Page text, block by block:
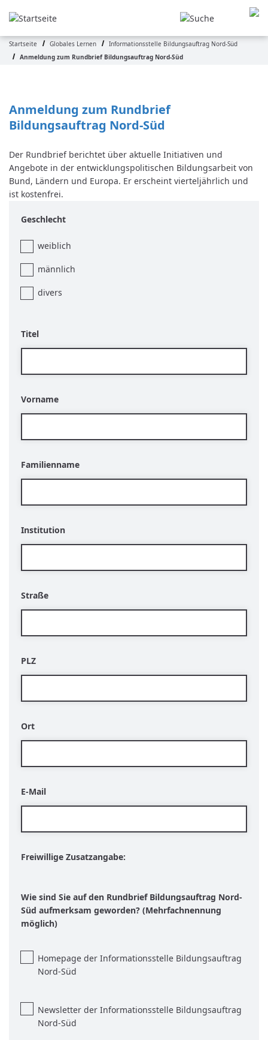
zum
Pfadnavigation
Startseite Globales Lernen
Informationsstelle Bildungsauftrag Nord-Süd
Anmeldung zum Rundbrief Bildungsauftrag Nord-Süd
Anmeldung zum Rundbrief
Bildungsauftrag Nord-Süd
Der Rundbrief berichtet über aktuelle Initiativen und
Angebote in der entwicklungspolitischen Bildungsarbeit von
Bund, Ländern und Europa. Er erscheint vierteljährlich und
ist kostenfrei.
Geschlecht
weiblich
männlich
divers
Titel
Vorname
Familienname
Institution
Straße
PLZ
Ort
E-Mail
Freiwillige Zusatzangabe:
Wie sind Sie auf den Rundbrief Bildungsauftrag Nord-
Süd aufmerksam geworden? (Mehrfachnennung
möglich)
Homepage der Informationsstelle Bildungsauftrag
Nord-Süd
Newsletter der Informationsstelle Bildungsauftrag
Nord-Süd